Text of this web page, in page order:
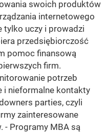
swoich produktów
internetowego
tylko uczy i prowadzi
przedsiębiorczość
pomoc finansową
firm.
potrzeb
i nieformalne kontakty
parties, czyli
zainteresowane
- Programy MBA są